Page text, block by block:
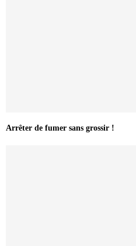
Arrêter de fumer sans grossir !